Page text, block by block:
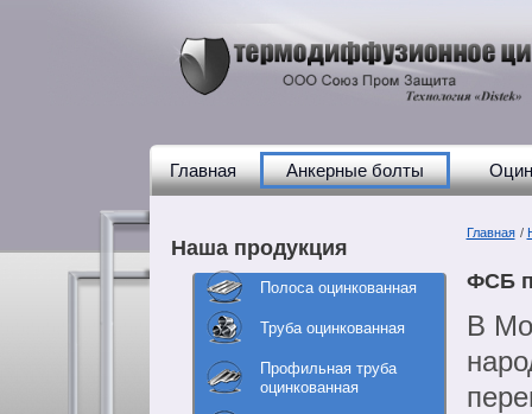
Главная Анкерные болты
Наша продукция
Полоса оцинкованная
Труба оцинкованная
Профильная труба
оцинкованная
Главная /
ФСБ
В